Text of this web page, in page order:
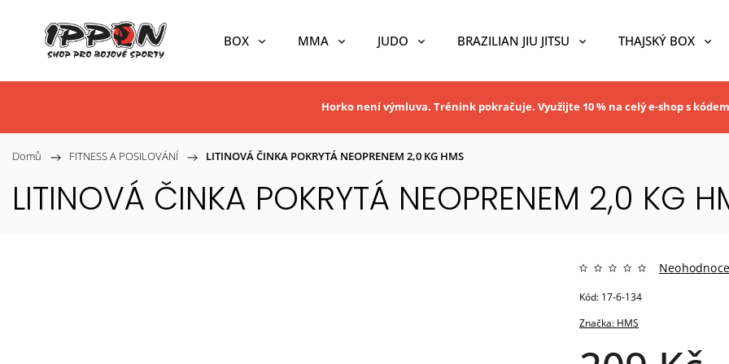
BOX MMA JUDO BRAZILIAN JIU JITSU THAJSKÝ BOX
Horko není výmluva. Trénink pokračuje. Využijte 10 % na celý e-shop s kódem
Domů / FITNESS A POSILOVÁNÍ / LITINOVÁ ČINKA POKRYTÁ NEOPRENEM 2,0 KG HMS
LITINOVÁ ČINKA POKRYTÁ NEOPRENEM 2,0 KG
Značka: HMS
Kód: 17-6-134